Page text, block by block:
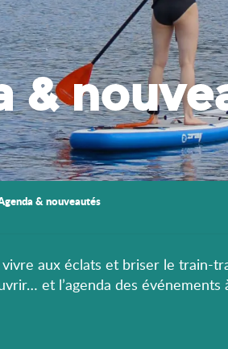
&
& nouveautés
aux éclats et briser le train-
et l’agenda des événements